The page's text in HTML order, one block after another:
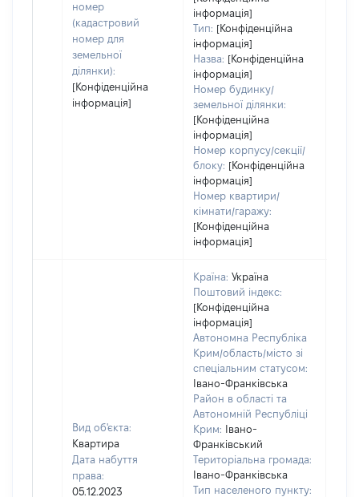
номер
(кадастровий
номер для
земельної
ділянки):
[Конфіденційна
інформація]
інформація]
Тип: [Конфіденційна
інформація]
Назва: [Конфіденційна
інформація]
Номер будинку/
земельної ділянки:
[Конфіденційна
інформація]
Номер корпусу/секції/
блоку: [Конфіденційна
інформація]
Номер квартири/
кімнати/гаражу:
[Конфіденційна
інформація]
Вид об'єкта:
Квартира
Дата набуття
права:
05.12.2023
Країна: Україна
Поштовий індекс:
[Конфіденційна
інформація]
Автономна Республіка
Крим/область/місто зі
спеціальним статусом:
Івано-Франківська
Район в області та
Автономній Республіці
Крим:
Івано-
Франківський
Територіальна громада:
Івано-Франківська
Тип населеного пункту: